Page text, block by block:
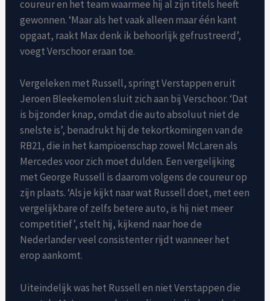
coureur en het team waarmee hij al zijn titels heeft
gewonnen. ‘Maar als het vaak alleen maar één kant
opgaat, raakt Max denk ik behoorlijk gefrustreerd’,
voegt Verschoor eraan toe.
Vergeleken met Russell, springt Verstappen eruit
Jeroen Bleekemolen sluit zich aan bij Verschoor. ‘Dat
is bijzonder knap, omdat die auto absoluut niet de
snelste is’, benadrukt hij de tekortkomingen van de
RB21, die in het kampioenschap zowel McLaren als
Mercedes voor zich moet dulden. Een vergelijking
met George Russell is daarom volgens de coureur op
zijn plaats. ‘Als je kijkt naar wat Russell doet, met een
vergelijkbare of zelfs betere auto, is hij niet meer
competitief’, stelt hij, kijkend naar hoe de
Nederlander veel consistenter rijdt wanneer het
erop aankomt.
Uiteindelijk was het Russell en niet Verstappen die